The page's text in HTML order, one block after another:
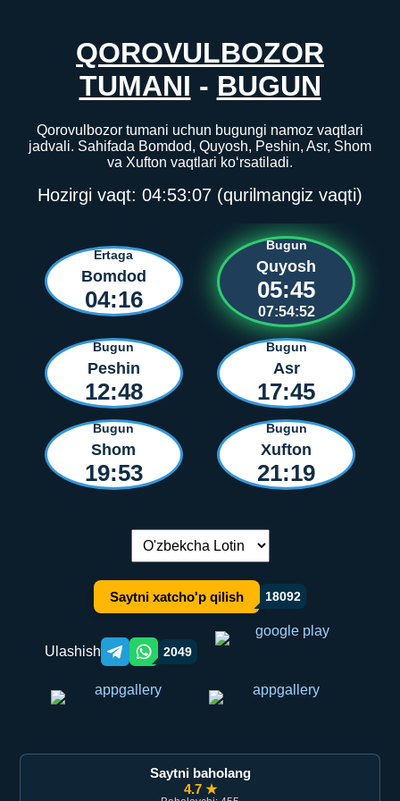
QOROVULBOZOR
TUMANI - BUGUN
Qorovulbozor tumani uchun bugungi namoz vaqtlari
jadvali. Sahifada Bomdod, Quyosh, Peshin, Asr, Shom
va Xufton vaqtlari ko‘rsatiladi.
Hozirgi vaqt: 04:53:07 (qurilmangiz vaqti)
Ertaga
Bomdod
04:16
Bugun
Quyosh
05:45
07:54:52
Bugun
Peshin
12:48
Bugun
Asr
17:45
Bugun
Shom
19:53
Bugun
Xufton
21:19
Tilni almashtirish:
Saytni xatcho'p qilish 18092
Ulashish Telegram orqali ulashish
WhatsApp orqali ulashish
2049
Saytni baholang
4.7 ★